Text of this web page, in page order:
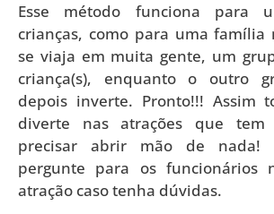
Esse método funciona para
crianças, como para uma família
se viaja em muita gente, um
criança(s), enquanto o outro
depois inverte. Pronto!!! Assim
diverte nas atrações que tem
precisar abrir mão de nada!
pergunte para os funcionários
atração caso tenha dúvidas.